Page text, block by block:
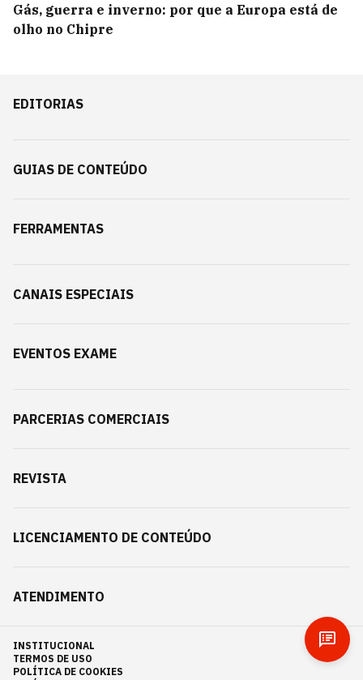
Gás, guerra e inverno: por que a Europa está de
olho no Chipre
EDITORIAS
GUIAS DE CONTEÚDO
FERRAMENTAS
CANAIS ESPECIAIS
EVENTOS EXAME
PARCERIAS COMERCIAIS
REVISTA
LICENCIAMENTO DE CONTEÚDO
ATENDIMENTO
INSTITUCIONAL
TERMOS DE USO
POLÍTICA DE COOKIES